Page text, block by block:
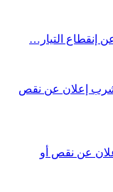
إنقطاع التيار…
إعلان عن نقص
عن نقص أو